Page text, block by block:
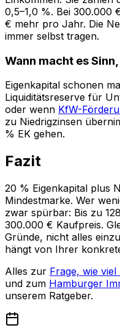
0,5–1,0 %. Bei 300.000
€ mehr pro Jahr. Die
immer selbst tragen.
Wann macht es
Eigenkapital schonen
Liquiditätsreserve für
oder wenn KfW-
zu Niedrigzinsen
% EK gehen.
Fazit
20 % Eigenkapital plus
Mindestmarke. Wer
zwar spürbar: Bis zu
300.000 € Kaufpreis.
Gründe, nicht alles
hängt von Ihrer
Alles zur Frage, wie
und zum Hamburger
unserem Ratgeber.